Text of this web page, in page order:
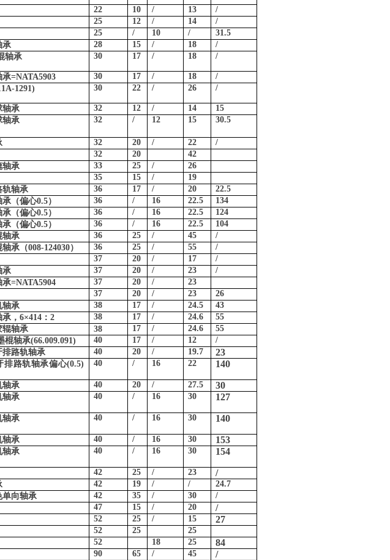
22 10 / 13
/
25 12 / 14
/
25 / 10 /
31.5
承 28 15 / 18
/
轴承 30 17 / 18 /
承=NATA5903 30 17 / 18
/
1291) 30 22 / 26 /
轴承 32 12 / 14
15
轴承 32 / 12 15 30.5
32 20 / 22
/
32 20
42
轴承 33 25 /
26
35 15 /
19
轨轴承 36 17 / 20
22.5
承（偏心0.5） 36 / 16 22.5
134
承（偏心0.5） 36 / 16 22.5
124
承（偏心0.5） 36 / 16 22.5
104
轴承 36 25 / 45
/
轴承（008-124030） 36 25 / 55
/
37 20 / 17
/
承 37 20 / 23
/
承=NATA5904 37 20 /
23
37 20 / 23
26
轴承 38 17 / 24.5
43
， 6×414： 2 38 17 / 24.6
55
辊轴承 38 17 / 24.6
55
棍轴承(66.009.091) 40 17 / 12
/
排路轨轴承 40 20 / 19.7 23
排路轨轴承偏心(0.5)
40 / 16 22 140
轴承 40 20 / 27.5 30
轴承 40 / 16 30 127
轴承 40 / 16 30 140
轴承 40 / 16 30 153
轴承 40 / 16 30 154
42 25 / 23 /
42 19 / /
24.7
单向轴承 42 35 / 30
/
47 15 / 20 /
52 25 / 15 27
52 25
25
52 18 25 84
90 65 / 45 /